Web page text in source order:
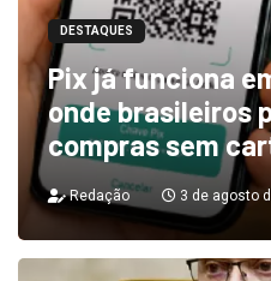
DESTAQUES
Pix já funciona
onde brasileiros
compras sem
Redação 3 de agosto